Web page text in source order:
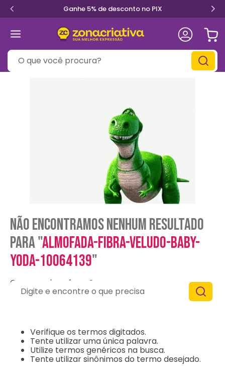
Ganhe 5% de desconto no PIX
O que você procura?
Não encontramos nenhum resultado
para "almofada-fibra-veludo-baby-
yoda-10064139"
O que eu devo fazer?
Verifique os termos digitados.
Tente utilizar uma única palavra.
Utilize termos genéricos na busca.
Tente utilizar sinônimos do termo desejado.
Digite e encontre o que precisa